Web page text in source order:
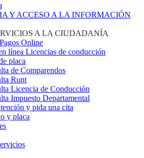
Y ACCESO A LA INFORMACIÓN
A LA CIUDADANÍA
Online
línea Licencias de conducción
placa
de Comparendos
Runt
Licencia de Conducción
Impuesto Departamental
y pida una cita
y placa